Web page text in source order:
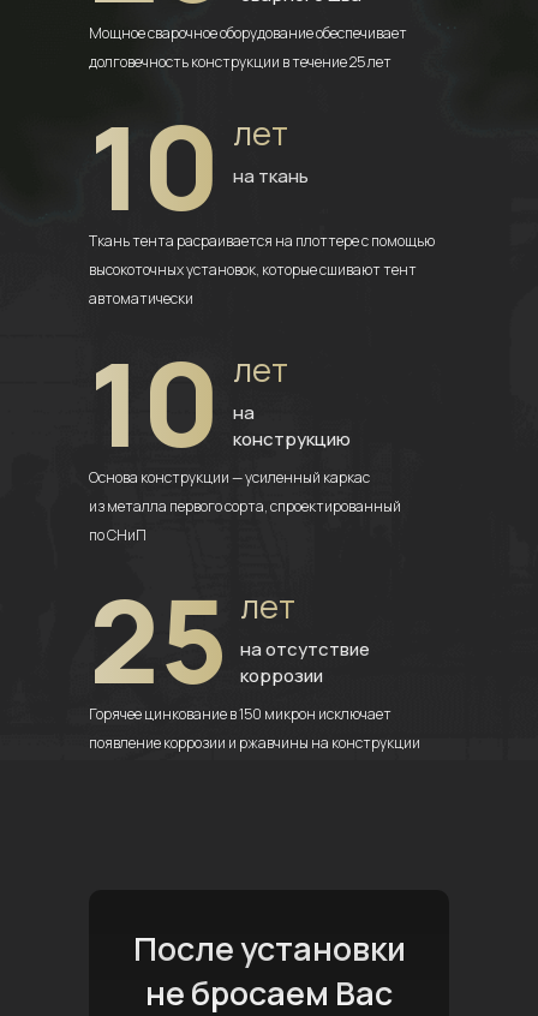
Мощное сварочное оборудованиеобеспечивает
долговечностьконструкции в течение 25 лет
10 лет
на ткань
Ткань тента расраивается на плоттерес помощью
высокоточных установок, которые сшивают тент
автоматически
10 лет
на
конструкцию
Основа конструкции — усиленный каркас
из металла первого сорта,спроектированный
по СНиП
25 лет
на отсутствие
коррозии
Горячее цинкование в 150 микрон исключает
появление коррозии и ржавчины на конструкции
После установки
не бросаем Вас